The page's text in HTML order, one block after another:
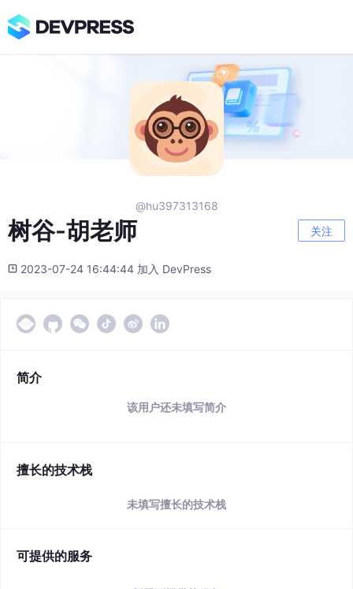
@hu397313168
树谷-胡老师 关注
2023-07-24 16:44:44 加入 DevPress
简介
该用户还未填写简介
擅长的技术栈
未填写擅长的技术栈
可提供的服务